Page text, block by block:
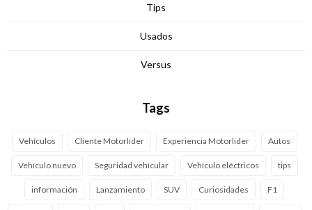
Tips
Usados
Versus
Tags
Vehículos Cliente Motorlider Experiencia Motorlider Autos
Vehículo nuevo Seguridad vehícular Vehículo eléctricos tips
información Lanzamiento SUV Curiosidades F1